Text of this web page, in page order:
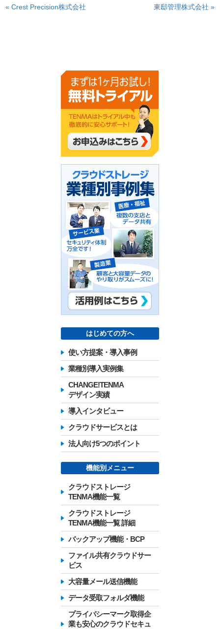
« Crest Precision株式会社 東邸管理株式会社 »
はじめての方へ
使い方提案・導入事例
業種別導入実例集
CHANGE!TENMA
デザイン実績
導入インタビュー
クラウドサービスとは
法人向け5つのポイント
機能別メニュー
クラウドストレージ
TENMA機能一覧
クラウドストレージ
TENMA機能一覧 詳細
バックアップ機能・BCP
ファイル共有クラウドサー
ビス
大容量メール送信機能
データ受取フォルダ機能
プライバシーマーク取得企
業も安心のクラウドセキュ